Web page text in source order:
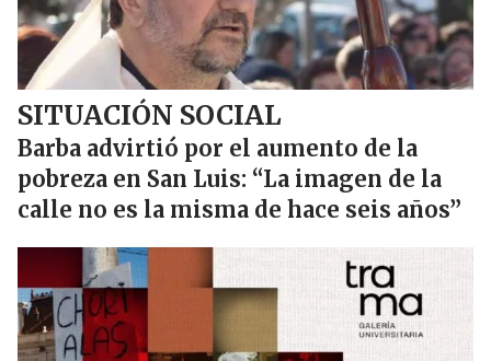
SITUACIÓN SOCIAL
Barba advirtió por el aumento de la
pobreza en San Luis: “La imagen de la
calle no es la misma de hace seis años”